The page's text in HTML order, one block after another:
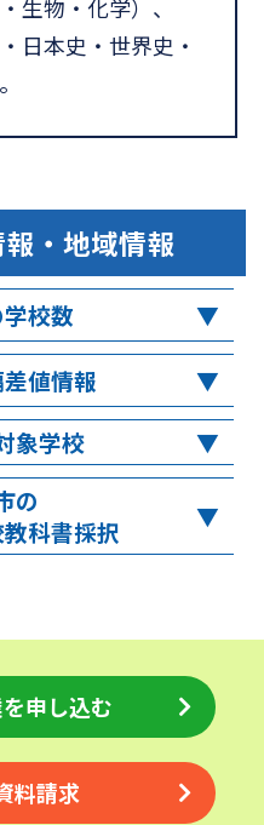
生物・化学）、
日本史・世界史・
・地域情報
校数
値情報
象学校
の
科書採択
申し込む
料請求